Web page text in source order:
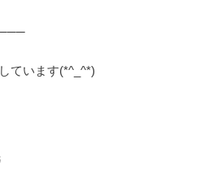
ています(*^_^*)